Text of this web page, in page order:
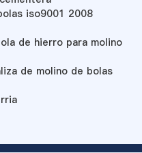
iso9001 2008
de hierro para molino
de molino de bolas